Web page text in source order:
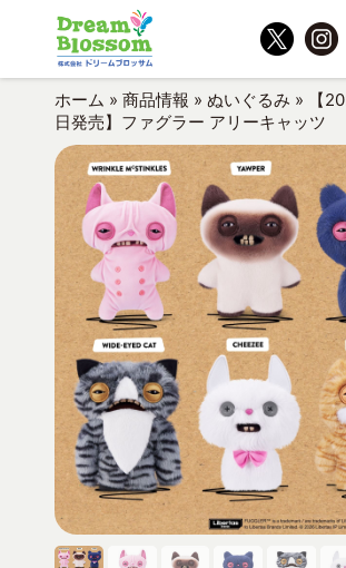
ホーム » 商品情報 » ぬいぐるみ »
【
日発売】ファグラー アリーキャッツ